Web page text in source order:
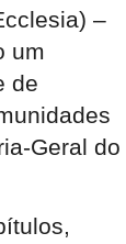
–
um
de
Geral do